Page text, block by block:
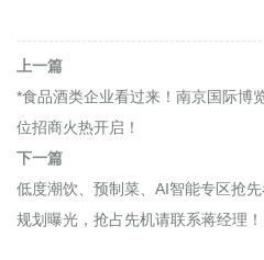
上一篇
*食品酒类企业看过来！南京国际博
位招商火热开启！
下一篇
低度潮饮、预制菜、AI智能专区抢
规划曝光，抢占先机请联系蒋经理！